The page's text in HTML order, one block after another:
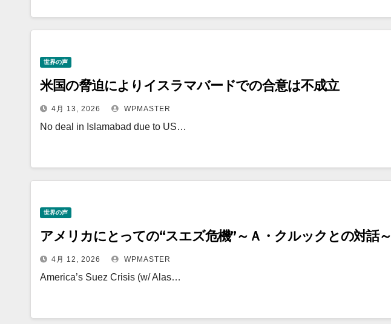
世界の声
米国の脅迫によりイスラマバードでの合意は不成立
4月 13, 2026 WPMASTER
No deal in Islamabad due to US…
世界の声
アメリカにとっての“スエズ危機”～Ａ・クルックとの対話～
4月 12, 2026 WPMASTER
America’s Suez Crisis (w/ Alas…